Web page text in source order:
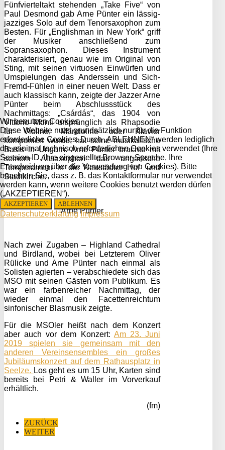
Fünfvierteltakt stehenden „Take Five“ von
Paul Desmond gab Arne Pünter ein lässig-
jazziges Solo auf dem Tenorsaxophon zum
Besten. Für „Englishman in New York“ griff
der Musiker anschließend zum
Sopransaxophon. Dieses Instrument
charakterisiert, genau wie im Original von
Sting, mit seinen virtuosen Einwürfen und
Umspielungen das Anderssein und Sich-
Fremd-Fühlen in einer neuen Welt. Dass er
auch klassisch kann, zeigte der Jazzer Arne
Pünter beim Abschlussstück des
Nachmittags: „Csárdás“, das 1904 von
Vittorio Monti ursprünglich als Rhapsodie
für Violine, Mandoline oder Klavier
komponiert wurde, hat seine musikalische
Basis in Ungarn. Arne Pünter brachte mit
seinem Altsaxophon das ungarische
Temperament in die Neustädter Hof- und
Stadtkirche.
Arne Pünter
Nach zwei Zugaben – Highland Cathedral
und Birdland, wobei bei Letzterem Oliver
Rülicke und Arne Pünter nach einmal als
Solisten agierten – verabschiedete sich das
MSO mit seinen Gästen vom Publikum. Es
war ein farbenreicher Nachmittag, der
wieder einmal den Facettenreichtum
sinfonischer Blasmusik zeigte.
Für die MSOler heißt nach dem Konzert
aber auch vor dem Konzert: Am 23. Juni
2019 spielen sie gemeinsam mit den
anderen Vereinsensembles ein großes
Jubiläumskonzert auf dem Rathausplatz in
Seelze. Los geht es um 15 Uhr, Karten sind
bereits bei Petri & Waller im Vorverkauf
erhältlich.
(fm)
ZURÜCK
WEITER
Wir benutzen Cookies
Diese Website nutzt grundsätzlich nur für die Funktion
erforderliche Cookies. Durch „ABLEHNEN“ werden lediglich
die minimal technisch erforderlichen Cookies verwendet (Ihre
Session-ID, Ihre eingestellte Browser-Sprache, Ihre
Entscheidung über die Verwendung von Cookies). Bitte
beachten Sie, dass z. B. das Kontaktformular nur verwendet
werden kann, wenn weitere Cookies benutzt werden dürfen
(„AKZEPTIEREN“).
AKZEPTIEREN ABLEHNEN
Datenschutzerklärung Impressum